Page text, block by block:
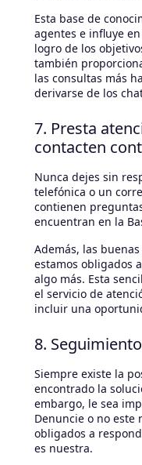
Esta base de
agentes e influye
logro de los
también
las consultas más
derivarse de los
7. Presta
contacten
Nunca dejes sin
telefónica o un
contienen
encuentran en la
Además, las
estamos obligados
algo más. Esta
el servicio de
incluir una
8. Seguimiento
Siempre existe la
encontrado la
embargo, le sea
Denuncie o no este
obligados a
es nuestra.